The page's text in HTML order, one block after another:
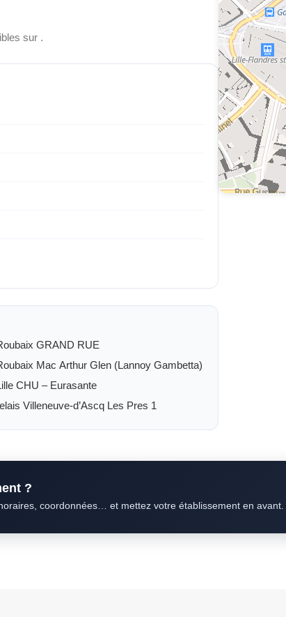
sur .
GRAND RUE
Mac Arthur Glen (Lannoy Gambetta)
CHU – Eurasante
Villeneuve-d’Ascq Les Pres 1
?
coordonnées… et mettez votre établissement en avant.